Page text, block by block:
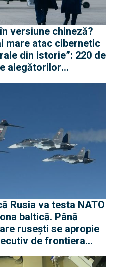
versiune chineză?
mare atac cibernetic
din istorie”: 220 de
alegătorilor
Rusia va testa NATO
baltică. Până
rusești se apropie
de frontiera